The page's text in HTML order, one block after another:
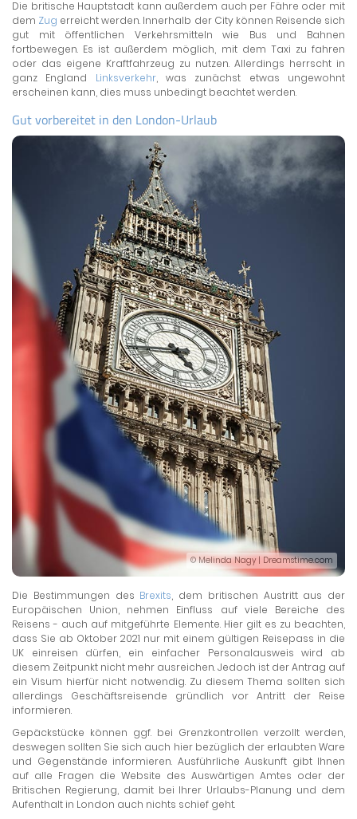
Die britische Hauptstadt kann außerdem auch per Fähre oder mit
dem Zug erreicht werden. Innerhalb der City können Reisende sich
gut mit öffentlichen Verkehrsmitteln wie Bus und Bahnen
fortbewegen. Es ist außerdem möglich, mit dem Taxi zu fahren
oder das eigene Kraftfahrzeug zu nutzen. Allerdings herrscht in
ganz England Linksverkehr, was zunächst etwas ungewohnt
erscheinen kann, dies muss unbedingt beachtet werden.
Gut vorbereitet in den London-Urlaub
© Melinda Nagy | Dreamstime.com
Die Bestimmungen des Brexits, dem britischen Austritt aus der
Europäischen Union, nehmen Einfluss auf viele Bereiche des
Reisens - auch auf mitgeführte Elemente. Hier gilt es zu beachten,
dass Sie ab Oktober 2021 nur mit einem gültigen Reisepass in die
UK einreisen dürfen, ein einfacher Personalausweis wird ab
diesem Zeitpunkt nicht mehr ausreichen. Jedoch ist der Antrag auf
ein Visum hierfür nicht notwendig. Zu diesem Thema sollten sich
allerdings Geschäftsreisende gründlich vor Antritt der Reise
informieren.
Gepäckstücke können ggf. bei Grenzkontrollen verzollt werden,
deswegen sollten Sie sich auch hier bezüglich der erlaubten Ware
und Gegenstände informieren. Ausführliche Auskunft gibt Ihnen
auf alle Fragen die Website des Auswärtigen Amtes oder der
Britischen Regierung, damit bei Ihrer Urlaubs-Planung und dem
Aufenthalt in London auch nichts schief geht.